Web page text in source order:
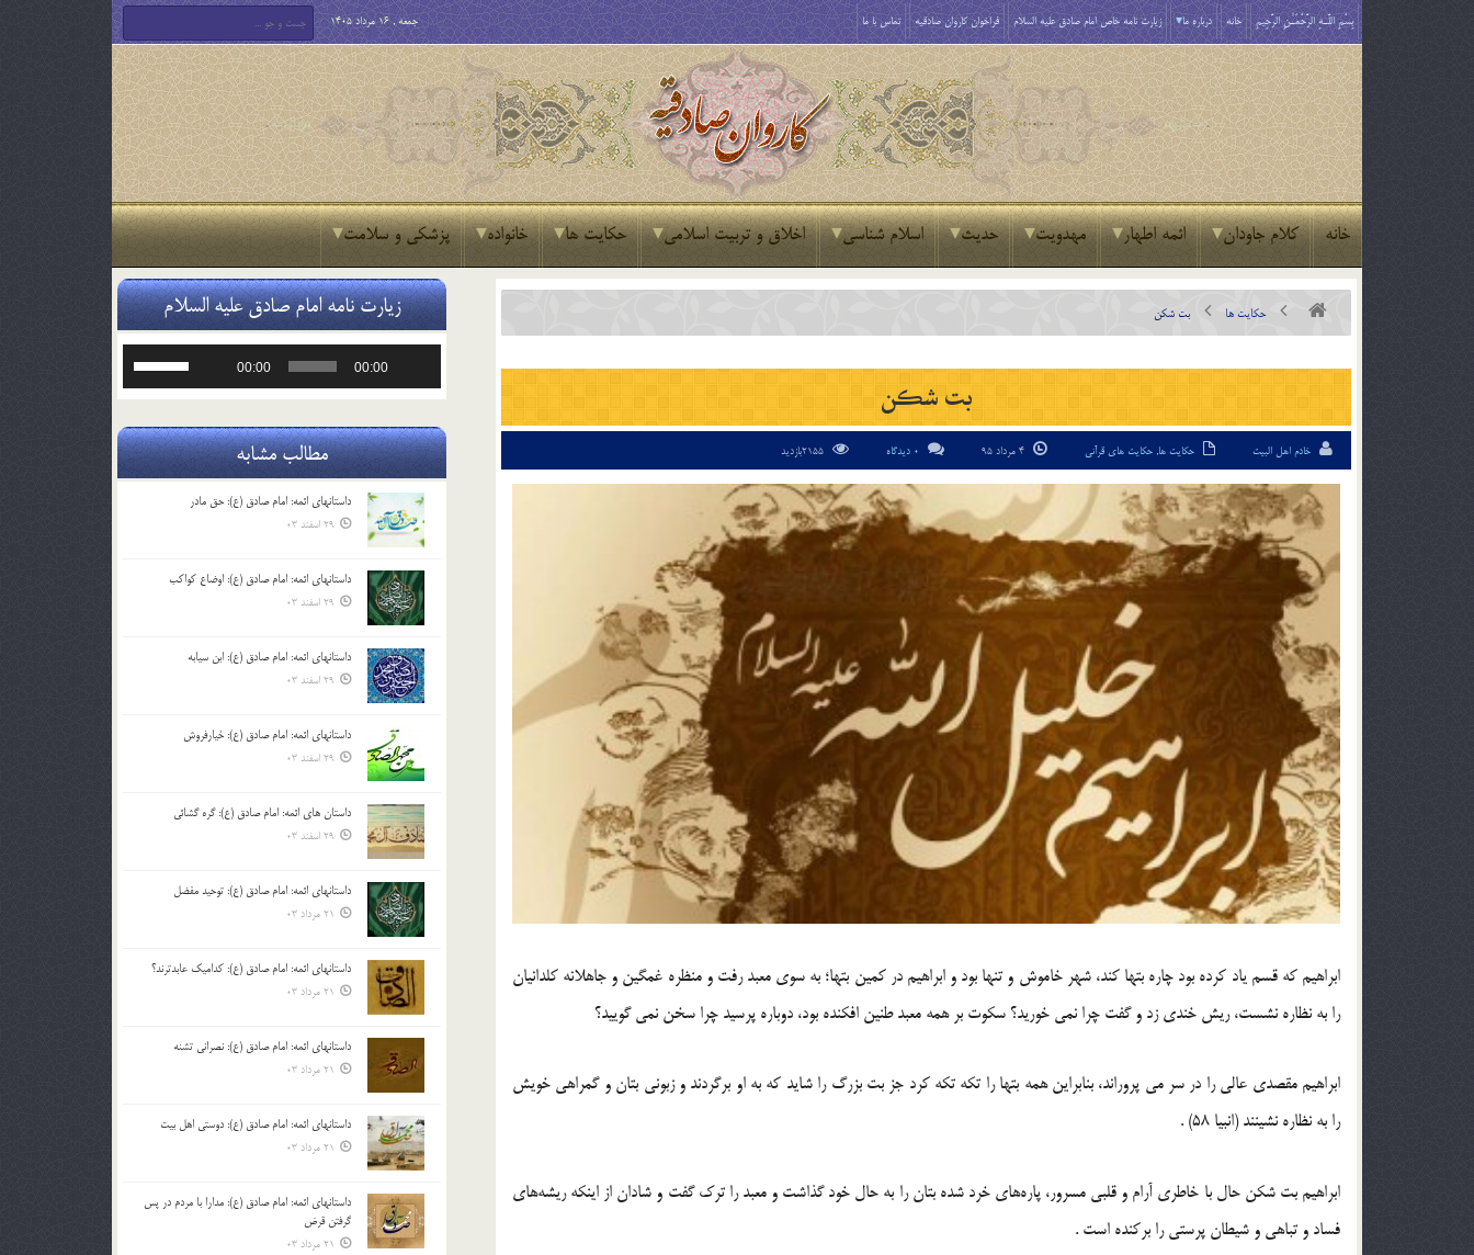
بِسْمِ اللَّـهِ الرَّحْمَـٰنِ الرَّحِيمِ خانه درباره ما زیارت نامه خاص امام صادق علیه السلام فراخوان کاروان صادقیه تماس با ما جمعه , 16 مرداد 1405
خانه کلام جاودان ائمه اطهار مهدویت حدیث اسلام شناسی اخلاق و تربیت اسلامی حکایت ها خانواده پزشکی و سلامت
حکایت ها بت شكن
بت شكن
خادم اهل البیت حکایت ها, حکایت های قرآنی 0 دیدگاه
ابراهیم که قسم یاد کرده بود چاره بتها کند، شهر خاموش و تنها بود و ابراهیم در کمین بتها؛ به سوی معبد رفت و منظره غمگین و جاهلانه کلدانیان
را به نظاره نشست، ریش خندی زد و گفت چرا نمی خورید؟ سکوت بر همه معبد طنین افکنده بود، دوباره پرسید چرا سخن نمی گویید؟
ابراهیم مقصدی عالی را در سر می پروراند، بنابراین همه بتها را تکه تکه کرد جز بت بزرگ را شاید که به او برگردند و زبونی بتان و گمراهی خویش
را به نظاره نشینند (انبیا 58) .
ابراهیم بت شکن حال با خاطری آرام و قلبی مسرور، پاره‌های خرد شده بتان را به حال خود گذاشت و معبد را ترک گفت و شادان از اینکه ریشه‌های
فساد و تباهی و شیطان پرستی را برکنده است .
زیارت نامه امام صادق علیه السلام
00:00
00:00
یا
صدا
کلیدهای
مطالب مشابه
داستانهای ائمه: امام صادق (ع): حق مادر
29 اسفند 03
داستانهای ائمه: امام صادق (ع): اوضاع کواکب
29 اسفند 03
داستانهای ائمه: امام صادق (ع): ابن سیابه
29 اسفند 03
داستانهای ائمه: امام صادق (ع): خیارفروش
29 اسفند 03
داستان های ائمه: امام صادق (ع): گره گشائی
29 اسفند 03
داستانهای ائمه: امام صادق (ع): توحید مفضل
21 مرداد 03
داستانهای ائمه: امام صادق (ع): کدامیک عابدترند؟
21 مرداد 03
داستانهای ائمه: امام صادق (ع): نصرانی تشنه
21 مرداد 03
داستانهای ائمه: امام صادق (ع): دوستی اهل بیت
21 مرداد 03
داستانهای ائمه: امام صادق (ع): مدارا با مردم در پس
گرفتن قرض
21 مرداد 03